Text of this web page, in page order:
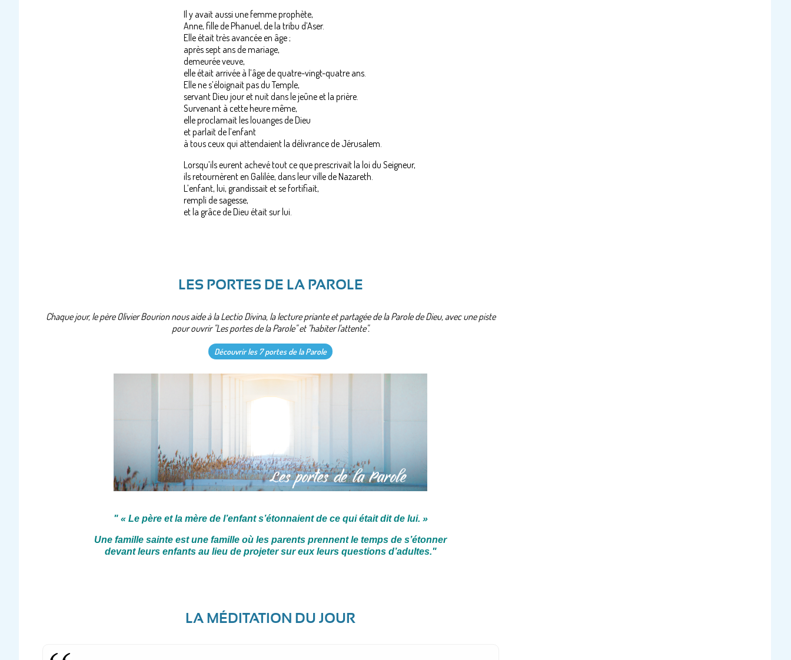
Il y avait aussi une femme prophète,
Anne, fille de Phanuel, de la tribu d’Aser.
Elle était très avancée en âge ;
après sept ans de mariage,
demeurée veuve,
elle était arrivée à l’âge de quatre-vingt-quatre ans.
Elle ne s’éloignait pas du Temple,
servant Dieu jour et nuit dans le jeûne et la prière.
Survenant à cette heure même,
elle proclamait les louanges de Dieu
et parlait de l’enfant
à tous ceux qui attendaient la délivrance de Jérusalem.
Lorsqu’ils eurent achevé tout ce que prescrivait la loi du Seigneur,
ils retournèrent en Galilée, dans leur ville de Nazareth.
L’enfant, lui, grandissait et se fortifiait,
rempli de sagesse,
et la grâce de Dieu était sur lui.
LES PORTES DE LA PAROLE
Chaque jour, le père Olivier Bourion nous aide à la Lectio Divina, la lecture priante et partagée de la Parole de Dieu, avec une piste
pour ouvrir "Les portes de la Parole" et "habiter l'attente".
Découvrir les 7 portes de la Parole
" « Le père et la mère de l’enfant s’étonnaient de ce qui était dit de lui. »
Une famille sainte est une famille où les parents prennent le temps de s’étonner
devant leurs enfants au lieu de projeter sur eux leurs questions d’adultes."
LA MÉDITATION DU JOUR